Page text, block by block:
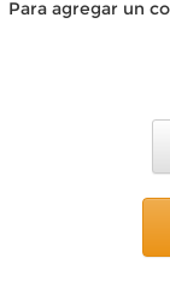
Para agregar un